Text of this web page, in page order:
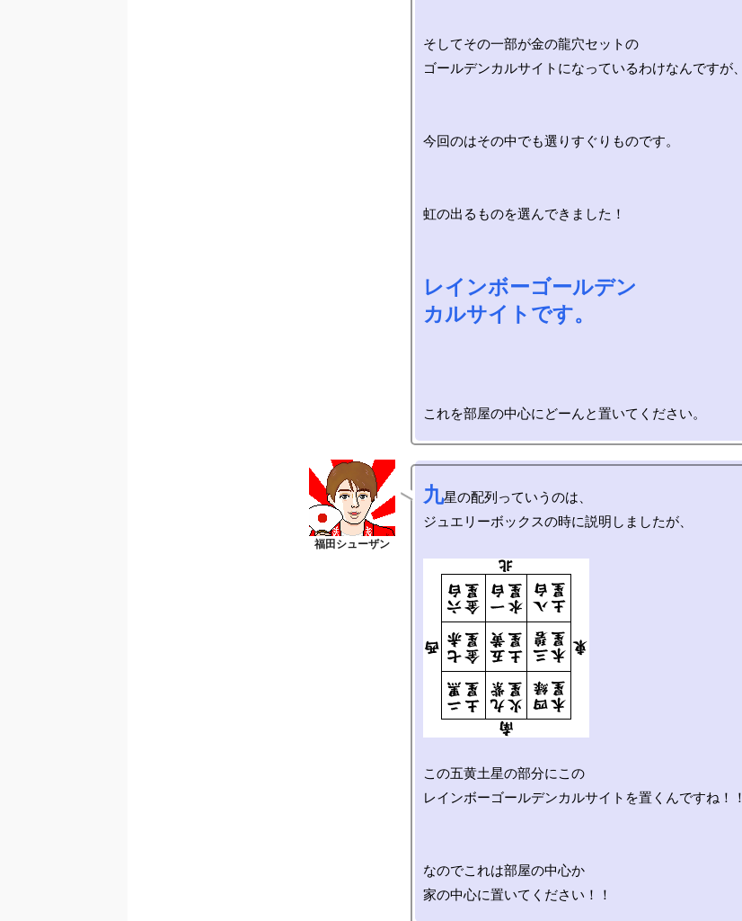
そしてその一部が金の龍穴セットの
ゴールデンカルサイトになっているわけなんですが、
今回のはその中でも選りすぐりものです。
虹の出るものを選んできました！
レインボーゴールデン
カルサイトです。
九星の配列っていうのは、
ジュエリーボックスの時に説明しましたが、
この五黄土星の部分にこの
レインボーゴールデンカルサイトを置くんですね！！
なのでこれは部屋の中心か